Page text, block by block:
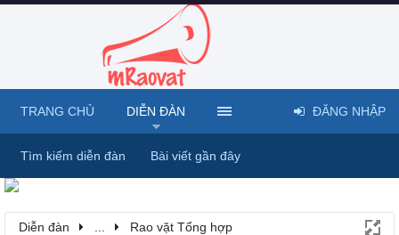
Diễn đàn Rao vặt Tổng hợp
TRANG CHỦ DIỄN ĐÀN
Tìm kiếm diễn đàn Bài viết gần đây
ĐĂNG NHẬP